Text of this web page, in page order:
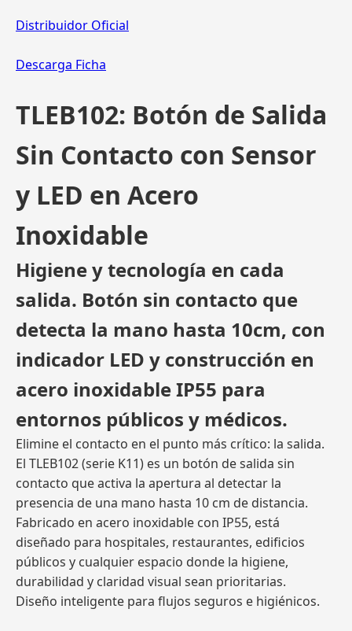
Distribuidor Oficial
Descarga Ficha
TLEB102: Botón de Salida
Sin Contacto con Sensor
y LED en Acero
Inoxidable
Higiene y tecnología en cada
salida. Botón sin contacto que
detecta la mano hasta 10cm, con
indicador LED y construcción en
acero inoxidable IP55 para
entornos públicos y médicos.
Elimine el contacto en el punto más crítico: la salida.
El TLEB102 (serie K11) es un botón de salida sin
contacto que activa la apertura al detectar la
presencia de una mano hasta 10 cm de distancia.
Fabricado en acero inoxidable con IP55, está
diseñado para hospitales, restaurantes, edificios
públicos y cualquier espacio donde la higiene,
durabilidad y claridad visual sean prioritarias.
Diseño inteligente para flujos seguros e higiénicos.